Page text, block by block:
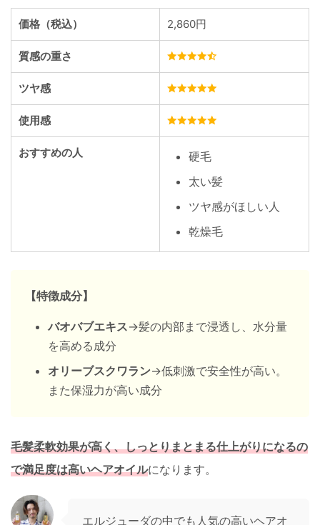
価格（税込） 2,860円
質感の重さ
ツヤ感
使用感
おすすめの人
硬毛
太い髪
ツヤ感がほしい人
乾燥毛
【特徴成分】
バオバブエキス→髪の内部まで浸透し、水分量
を高める成分
オリーブスクワラン→低刺激で安全性が高い。
また保湿力が高い成分
毛髪柔軟効果が高く、しっとりまとまる仕上がりになるの
で満足度は高いヘアオイルになります。
エルジューダの中でも人気の高いヘアオ